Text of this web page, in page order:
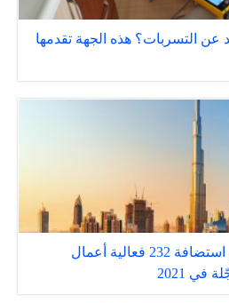
عن التسربات؟ هذه الجهة تقدمها
دبي تفوز خلال 2022 بحق استضافة 232 فعالية أعمال
2021